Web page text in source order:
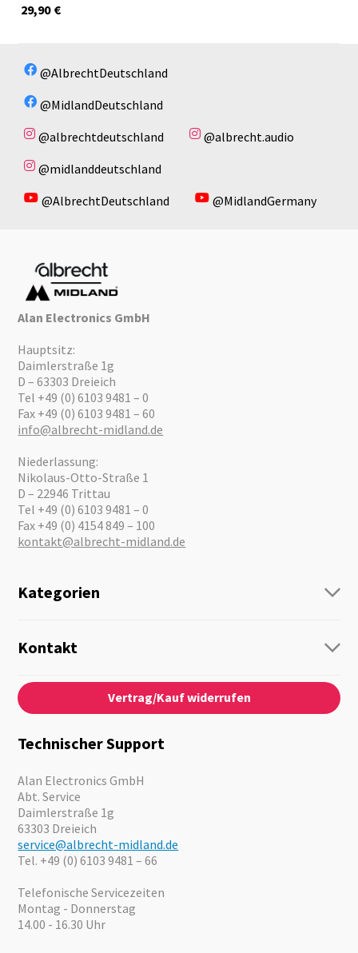
€
29,90
@AlbrechtDeutschland
@MidlandDeutschland
@albrechtdeutschland
@albrecht.audio
@midlanddeutschland
@AlbrechtDeutschland
@MidlandGermany
Alan Electronics GmbH
Hauptsitz:
Daimlerstraße 1g
D – 63303 Dreieich
Tel +49 (0) 6103 9481 – 0
Fax +49 (0) 6103 9481 – 60
info@albrecht-midland.de
Niederlassung:
Nikolaus-Otto-Straße 1
D – 22946 Trittau
Tel +49 (0) 6103 9481 – 0
Fax +49 (0) 4154 849 – 100
kontakt@albrecht-midland.de
Kategorien
Personenführung
Audio
Notfallvorsorge
Motorrad
Angebote
Kontakt
Kontaktformular
Über Uns
News
Karriere
Kataloge
Vertrag/Kauf widerrufen
Technischer Support
Alan Electronics GmbH
Abt. Service
Daimlerstraße 1g
63303 Dreieich
service@albrecht-midland.de
Tel. +49 (0) 6103 9481 – 66
Telefonische Servicezeiten
Montag - Donnerstag
14.00 - 16.30 Uhr